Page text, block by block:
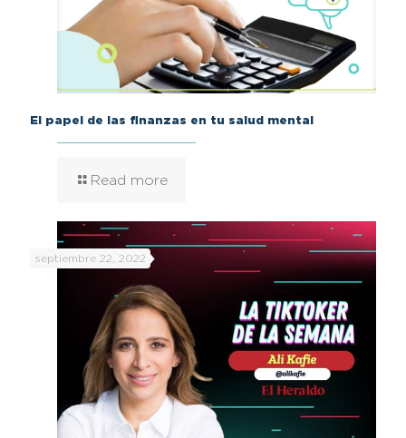
El papel de las finanzas en tu salud mental
Read more
septiembre 22, 2022